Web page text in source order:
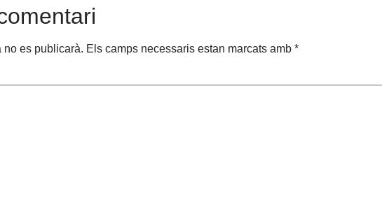
no es publicarà. Els camps necessaris estan marcats amb *